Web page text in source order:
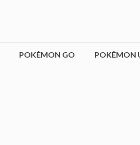
POKÉMON GO POKÉMON